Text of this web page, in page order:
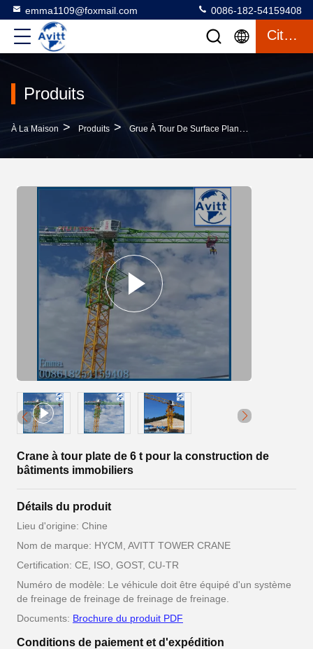
emma1109@foxmail.com 0086-182-54159408
Citation
Produits
À La Maison > Produits > Grue À Tour De Surface Plane
Crane à tour plate de 6 t pour la construction de
bâtiments immobiliers
Détails du produit
Lieu d'origine: Chine
Nom de marque: HYCM, AVITT TOWER CRANE
Certification: CE, ISO, GOST, CU-TR
Numéro de modèle: Le véhicule doit être équipé d'un système
de freinage de freinage de freinage de freinage.
Documents: Brochure du produit PDF
Conditions de paiement et d'expédition